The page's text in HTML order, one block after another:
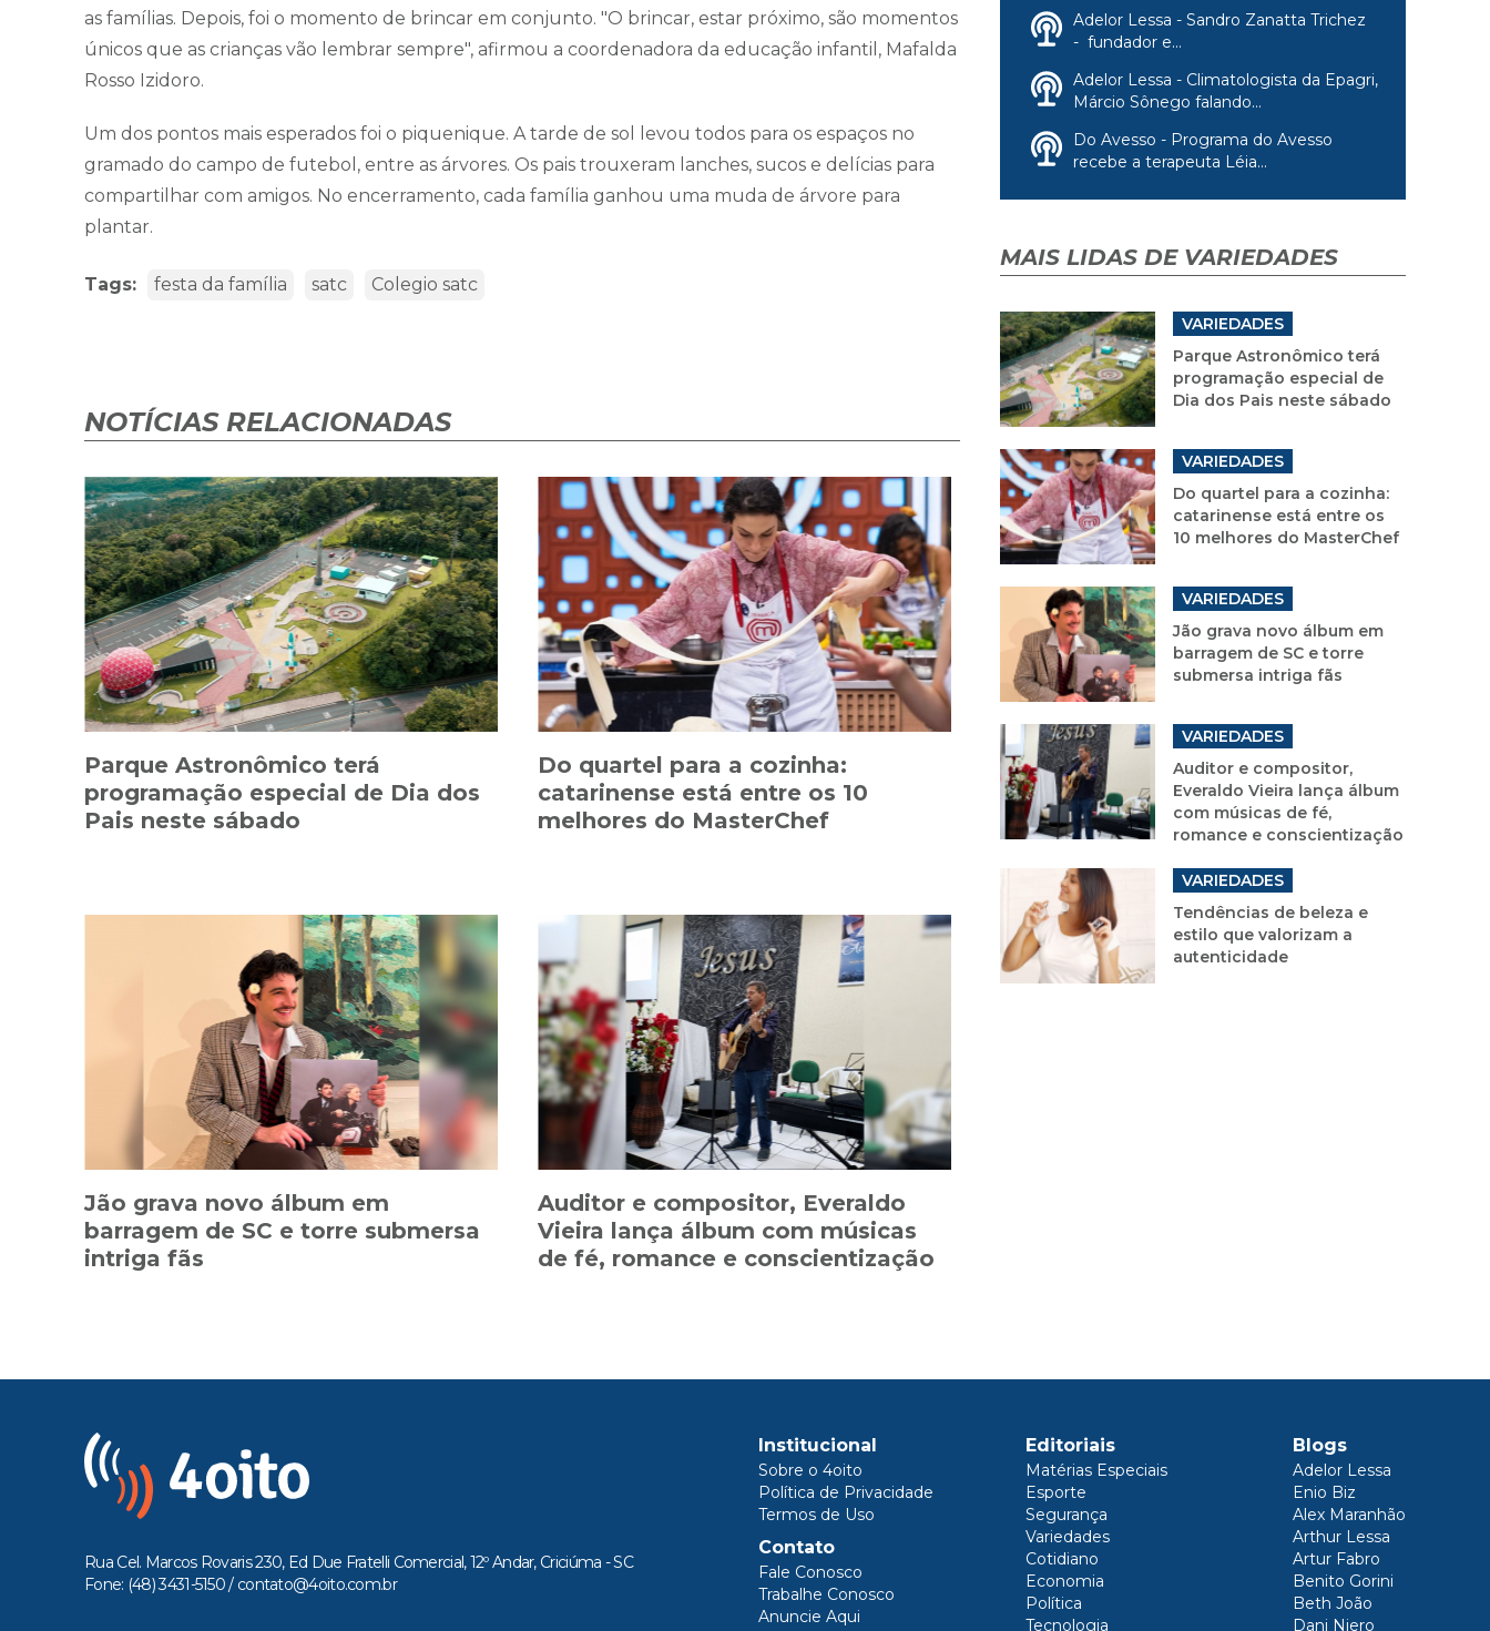
as famílias. Depois, foi o momento de brincar em conjunto. "O brincar, estar próximo, são momentos
únicos que as crianças vão lembrar sempre", afirmou a coordenadora da educação infantil, Mafalda
Rosso Izidoro.
Um dos pontos mais esperados foi o piquenique. A tarde de sol levou todos para os espaços no
gramado do campo de futebol, entre as árvores. Os pais trouxeram lanches, sucos e delícias para
compartilhar com amigos. No encerramento, cada família ganhou uma muda de árvore para
plantar.
Tags: festa da família satc Colegio satc
NOTÍCIAS RELACIONADAS
Parque Astronômico terá
programação especial de Dia dos
Pais neste sábado
Do quartel para a cozinha:
catarinense está entre os 10
melhores do MasterChef
Jão grava novo álbum em
barragem de SC e torre submersa
intriga fãs
Auditor e compositor, Everaldo
Vieira lança álbum com músicas
de fé, romance e conscientização
Adelor Lessa - Sandro Zanatta Trichez
- fundador e...
Adelor Lessa - Climatologista da Epagri,
Márcio Sônego falando...
Do Avesso - Programa do Avesso
recebe a terapeuta Léia...
MAIS LIDAS DE VARIEDADES
VARIEDADES
Parque Astronômico terá
programação especial de
Dia dos Pais neste sábado
VARIEDADES
Do quartel para a cozinha:
catarinense está entre os
10 melhores do MasterChef
VARIEDADES
Jão grava novo álbum em
barragem de SC e torre
submersa intriga fãs
VARIEDADES
Auditor e compositor,
Everaldo Vieira lança álbum
com músicas de fé,
romance e conscientização
VARIEDADES
Tendências de beleza e
estilo que valorizam a
autenticidade
Rua Cel. Marcos Rovaris 230, Ed Due Fratelli Comercial, 12º Andar, Criciúma - SC
Fone: (48) 3431-5150 / contato@4oito.com.br
Institucional
Sobre o 4oito
Política de Privacidade
Termos de Uso
Contato
Fale Conosco
Trabalhe Conosco
Anuncie Aqui
Editoriais
Matérias Especiais
Esporte
Segurança
Variedades
Cotidiano
Economia
Política
Tecnologia
Blogs
Adelor Lessa
Enio Biz
Alex Maranhão
Arthur Lessa
Artur Fabro
Benito Gorini
Beth João
Dani Niero